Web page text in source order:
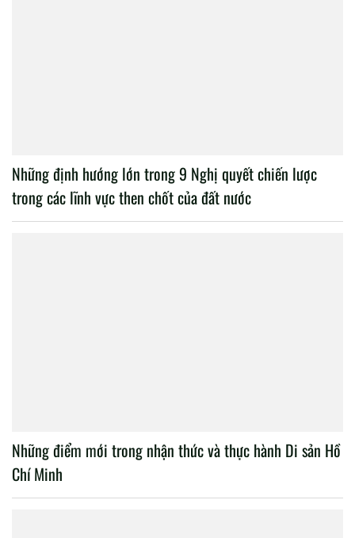
Những định hướng lớn trong 9 Nghị quyết chiến lược
trong các lĩnh vực then chốt của đất nước
Những điểm mới trong nhận thức và thực hành Di sản Hồ
Chí Minh